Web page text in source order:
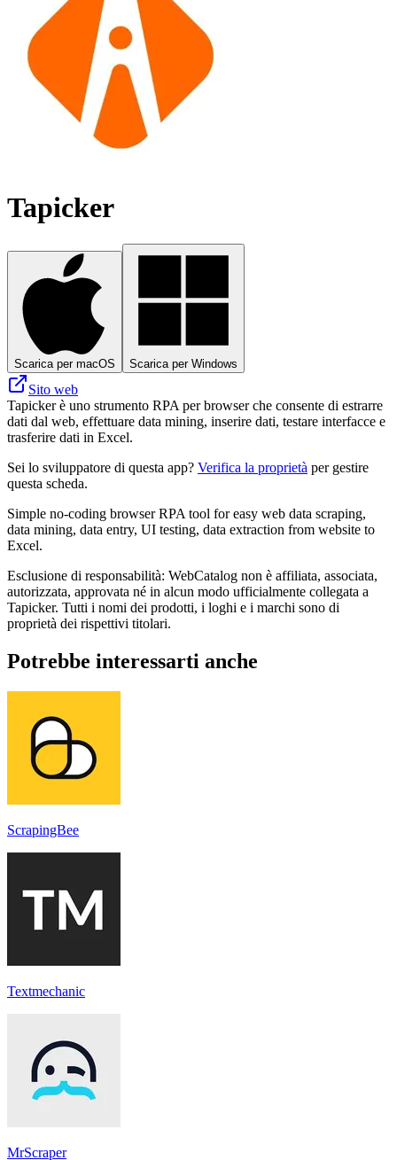
Tapicker
Scarica per macOS Scarica per Windows
Sito web
Tapicker è uno strumento RPA per browser che consente di estrarre
dati dal web, effettuare data mining, inserire dati, testare interfacce e
trasferire dati in Excel.
Sei lo sviluppatore di questa app? Verifica la proprietà per gestire
questa scheda.
Simple no-coding browser RPA tool for easy web data scraping,
data mining, data entry, UI testing, data extraction from website to
Excel.
Esclusione di responsabilità: WebCatalog non è affiliata, associata,
autorizzata, approvata né in alcun modo ufficialmente collegata a
Tapicker. Tutti i nomi dei prodotti, i loghi e i marchi sono di
proprietà dei rispettivi titolari.
Potrebbe interessarti anche
ScrapingBee
Textmechanic
MrScraper